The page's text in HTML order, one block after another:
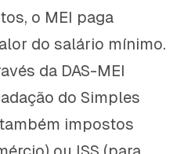
o MEI paga
do salário mínimo.
da DAS-MEI
do Simples
impostos